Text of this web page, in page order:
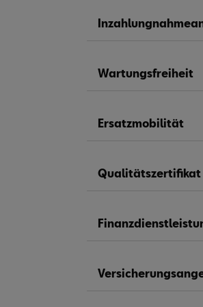
Wartungsfreiheit
Ersatzmobilität
Qualitätszertifikat